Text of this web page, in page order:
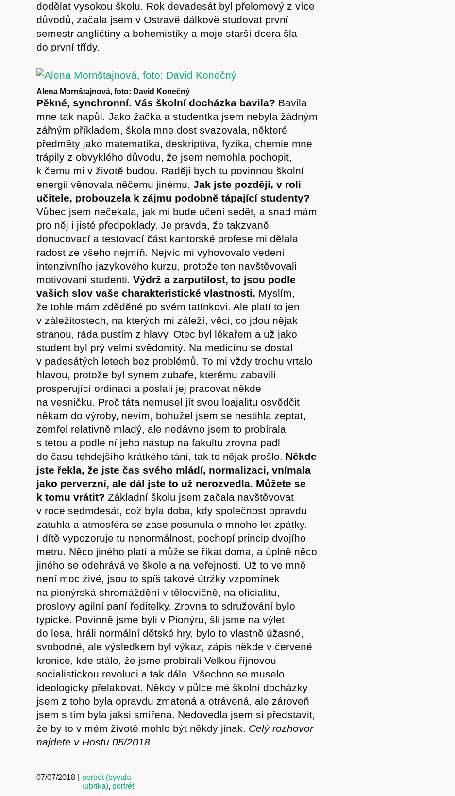
Časopis
Akce
Obchod
dodělat vysokou školu. Rok devadesát byl přelomový z více
důvodů, začala jsem v Ostravě dálkově studovat první
semestr angličtiny a bohemistiky a moje starší dcera šla
do první třídy.
Alena Mornštajnová, foto: David Konečný
Pěkné, synchronní. Vás školní docházka bavila? Bavila
mne tak napůl. Jako žačka a studentka jsem nebyla žádným
zářným příkladem, škola mne dost svazovala, některé
předměty jako matematika, deskriptiva, fyzika, chemie mne
trápily z obvyklého důvodu, že jsem nemohla pochopit,
k čemu mi v životě budou. Raději bych tu povinnou školní
energii věnovala něčemu jinému. Jak jste později, v roli
učitele, probouzela k zájmu podobně tápající studenty?
Vůbec jsem nečekala, jak mi bude učení sedět, a snad mám
pro něj i jisté předpoklady. Je pravda, že takzvaně
donucovací a testovací část kantorské profese mi dělala
radost ze všeho nejmíň. Nejvíc mi vyhovovalo vedení
intenzivního jazykového kurzu, protože ten navštěvovali
motivovaní studenti. Výdrž a zarputilost, to jsou podle
vašich slov vaše charakteristické vlastnosti. Myslím,
že tohle mám zděděné po svém tatínkovi. Ale platí to jen
v záležitostech, na kterých mi záleží, věci, co jdou nějak
stranou, ráda pustím z hlavy. Otec byl lékařem a už jako
student byl prý velmi svědomitý. Na medicínu se dostal
v padesátých letech bez problémů. To mi vždy trochu vrtalo
hlavou, protože byl synem zubaře, kterému zabavili
prosperující ordinaci a poslali jej pracovat někde
na vesničku. Proč táta nemusel jít svou loajalitu osvědčit
někam do výroby, nevím, bohužel jsem se nestihla zeptat,
zemřel relativně mladý, ale nedávno jsem to probírala
s tetou a podle ní jeho nástup na fakultu zrovna padl
do času tehdejšího krátkého tání, tak to nějak prošlo. Někde
jste řekla, že jste čas svého mládí, normalizaci, vnímala
jako perverzní, ale dál jste to už nerozvedla. Můžete se
k tomu vrátit? Základní školu jsem začala navštěvovat
v roce sedmdesát, což byla doba, kdy společnost opravdu
zatuhla a atmosféra se zase posunula o mnoho let zpátky.
I dítě vypozoruje tu nenormálnost, pochopí princip dvojího
metru. Něco jiného platí a může se říkat doma, a úplně něco
jiného se odehrává ve škole a na veřejnosti. Už to ve mně
není moc živé, jsou to spíš takové útržky vzpomínek
na pionýrská shromáždění v tělocvičně, na oficialitu,
proslovy agilní paní ředitelky. Zrovna to sdružování bylo
typické. Povinně jsme byli v Pionýru, šli jsme na výlet
do lesa, hráli normální dětské hry, bylo to vlastně úžasné,
svobodné, ale výsledkem byl výkaz, zápis někde v červené
kronice, kde stálo, že jsme probírali Velkou říjnovou
socialistickou revoluci a tak dále. Všechno se muselo
ideologicky přelakovat. Někdy v půlce mé školní docházky
jsem z toho byla opravdu zmatená a otrávená, ale zároveň
jsem s tím byla jaksi smířená. Nedovedla jsem si představit,
že by to v mém životě mohlo být někdy jinak. Celý rozhovor
najdete v Hostu 05/2018.
07/07/2018
portrét (bývalá
rubrika), portrét